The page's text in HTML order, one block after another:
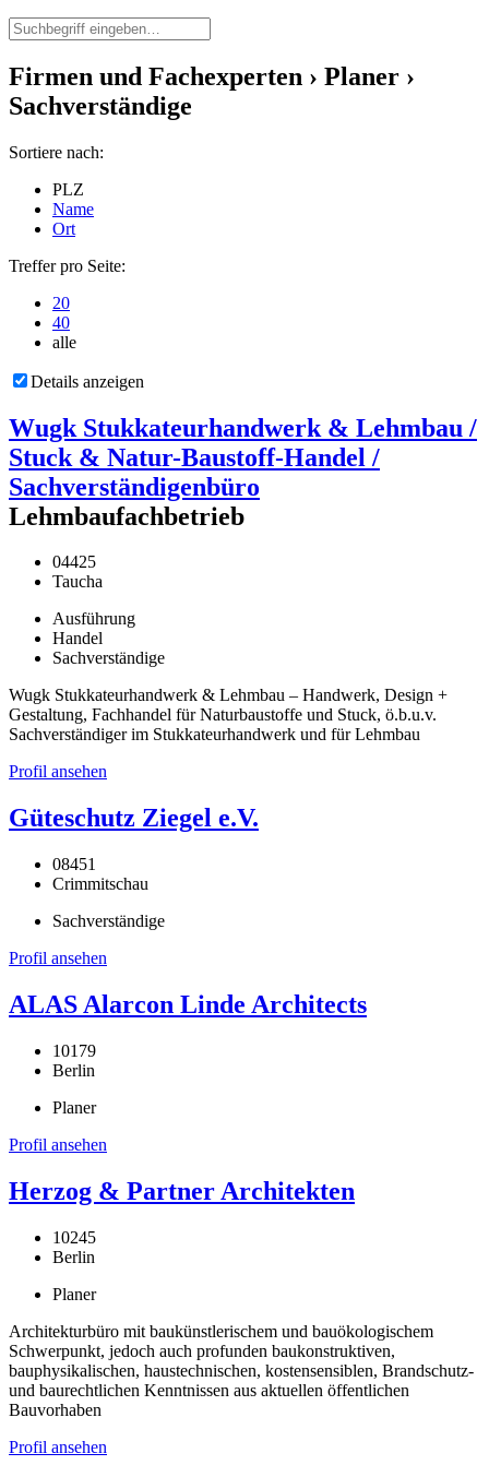
Firmen und Fachexperten › Planer ›
Sachverständige
Sortiere nach:
PLZ
Name
Ort
Treffer pro Seite:
20
40
alle
Details anzeigen
Wugk Stukkateurhandwerk & Lehmbau /
Stuck & Natur-Baustoff-Handel /
Sachverständigenbüro
Lehmbaufachbetrieb
04425
Taucha
Ausführung
Handel
Sachverständige
Wugk Stukkateurhandwerk & Lehmbau – Handwerk, Design +
Gestaltung, Fachhandel für Naturbaustoffe und Stuck, ö.b.u.v.
Sachverständiger im Stukkateurhandwerk und für Lehmbau
Profil ansehen
Güteschutz Ziegel e.V.
08451
Crimmitschau
Sachverständige
Profil ansehen
ALAS Alarcon Linde Architects
10179
Berlin
Planer
Profil ansehen
Herzog & Partner Architekten
10245
Berlin
Planer
Architekturbüro mit baukünstlerischem und bauökologischem
Schwerpunkt, jedoch auch profunden baukonstruktiven,
bauphysikalischen, haustechnischen, kostensensiblen, Brandschutz-
und baurechtlichen Kenntnissen aus aktuellen öffentlichen
Bauvorhaben
Profil ansehen